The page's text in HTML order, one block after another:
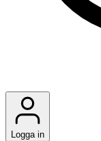
Logga in